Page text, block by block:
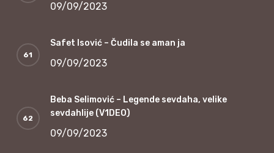
09/09/2023
Safet Isović – Čudila se aman ja
09/09/2023
Beba Selimović – Legende sevdaha, velike
sevdahlije (V1DEO)
09/09/2023